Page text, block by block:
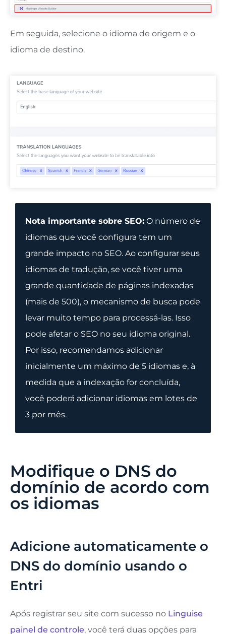
Em seguida, selecione o idioma de origem e o
idioma de destino.
Nota importante sobre SEO: O número de
idiomas que você configura tem um
grande impacto no SEO. Ao configurar seus
idiomas de tradução, se você tiver uma
grande quantidade de páginas indexadas
(mais de 500), o mecanismo de busca pode
levar muito tempo para processá-las. Isso
pode afetar o SEO no seu idioma original.
Por isso, recomendamos adicionar
inicialmente um máximo de 5 idiomas e, à
medida que a indexação for concluída,
você poderá adicionar idiomas em lotes de
3 por mês.
Modifique o DNS do
domínio de acordo com
os idiomas
Adicione automaticamente o
DNS do domínio usando o
Entri
Após registrar seu site com sucesso no Linguise
painel de controle, você terá duas opções para